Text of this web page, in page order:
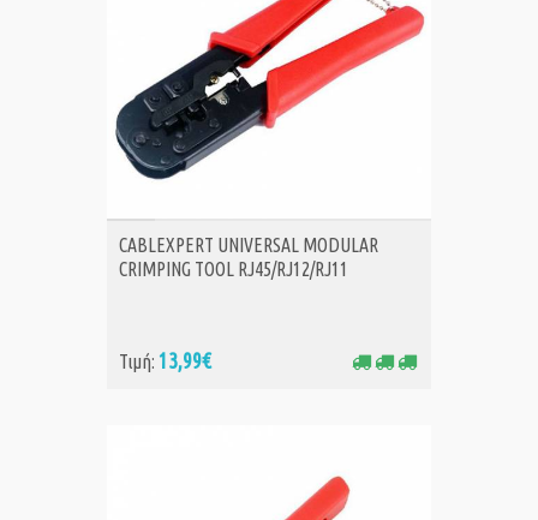
ΑΓΟΡΑ
CABLEXPERT UNIVERSAL MODULAR
CRIMPING TOOL RJ45/RJ12/RJ11
Τιμή: 13,99€